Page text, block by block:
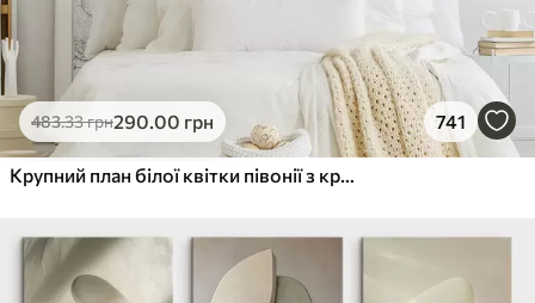
483.33грн290.00 грн 741
Крупний план білої квітки півонії з крапельками води на пелюстках на розмитому фоні